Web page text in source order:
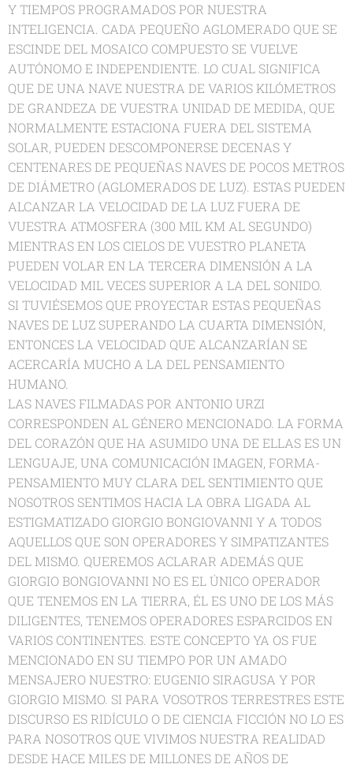
Y TIEMPOS PROGRAMADOS POR NUESTRA
INTELIGENCIA. CADA PEQUEÑO AGLOMERADO QUE SE
ESCINDE DEL MOSAICO COMPUESTO SE VUELVE
AUTÓNOMO E INDEPENDIENTE. LO CUAL SIGNIFICA
QUE DE UNA NAVE NUESTRA DE VARIOS KILÓMETROS
DE GRANDEZA DE VUESTRA UNIDAD DE MEDIDA, QUE
NORMALMENTE ESTACIONA FUERA DEL SISTEMA
SOLAR, PUEDEN DESCOMPONERSE DECENAS Y
CENTENARES DE PEQUEÑAS NAVES DE POCOS METROS
DE DIÁMETRO (AGLOMERADOS DE LUZ). ESTAS PUEDEN
ALCANZAR LA VELOCIDAD DE LA LUZ FUERA DE
VUESTRA ATMOSFERA (300 MIL KM AL SEGUNDO)
MIENTRAS EN LOS CIELOS DE VUESTRO PLANETA
PUEDEN VOLAR EN LA TERCERA DIMENSIÓN A LA
VELOCIDAD MIL VECES SUPERIOR A LA DEL SONIDO.
SI TUVIÉSEMOS QUE PROYECTAR ESTAS PEQUEÑAS
NAVES DE LUZ SUPERANDO LA CUARTA DIMENSIÓN,
ENTONCES LA VELOCIDAD QUE ALCANZARÍAN SE
ACERCARÍA MUCHO A LA DEL PENSAMIENTO
HUMANO.
LAS NAVES FILMADAS POR ANTONIO URZI
CORRESPONDEN AL GÉNERO MENCIONADO. LA FORMA
DEL CORAZÓN QUE HA ASUMIDO UNA DE ELLAS ES UN
LENGUAJE, UNA COMUNICACIÓN IMAGEN, FORMA-
PENSAMIENTO MUY CLARA DEL SENTIMIENTO QUE
NOSOTROS SENTIMOS HACIA LA OBRA LIGADA AL
ESTIGMATIZADO GIORGIO BONGIOVANNI Y A TODOS
AQUELLOS QUE SON OPERADORES Y SIMPATIZANTES
DEL MISMO. QUEREMOS ACLARAR ADEMÁS QUE
GIORGIO BONGIOVANNI NO ES EL ÚNICO OPERADOR
QUE TENEMOS EN LA TIERRA, ÉL ES UNO DE LOS MÁS
DILIGENTES, TENEMOS OPERADORES ESPARCIDOS EN
VARIOS CONTINENTES. ESTE CONCEPTO YA OS FUE
MENCIONADO EN SU TIEMPO POR UN AMADO
MENSAJERO NUESTRO: EUGENIO SIRAGUSA Y POR
GIORGIO MISMO. SI PARA VOSOTROS TERRESTRES ESTE
DISCURSO ES RIDÍCULO O DE CIENCIA FICCIÓN NO LO ES
PARA NOSOTROS QUE VIVIMOS NUESTRA REALIDAD
DESDE HACE MILES DE MILLONES DE AÑOS DE